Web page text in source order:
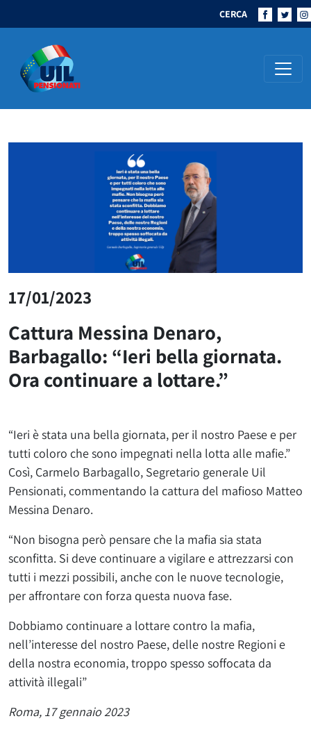
CERCA
Navigazione principale
17/01/2023
Cattura Messina Denaro,
Barbagallo: “Ieri bella giornata.
Ora continuare a lottare.”
“Ieri è stata una bella giornata, per il nostro Paese e per
tutti coloro che sono impegnati nella lotta alle mafie.”
Così, Carmelo Barbagallo, Segretario generale Uil
Pensionati, commentando la cattura del mafioso Matteo
Messina Denaro.
“Non bisogna però pensare che la mafia sia stata
sconfitta. Si deve continuare a vigilare e attrezzarsi con
tutti i mezzi possibili, anche con le nuove tecnologie,
per affrontare con forza questa nuova fase.
Dobbiamo continuare a lottare contro la mafia,
nell’interesse del nostro Paese, delle nostre Regioni e
della nostra economia, troppo spesso soffocata da
attività illegali”
Roma, 17 gennaio 2023